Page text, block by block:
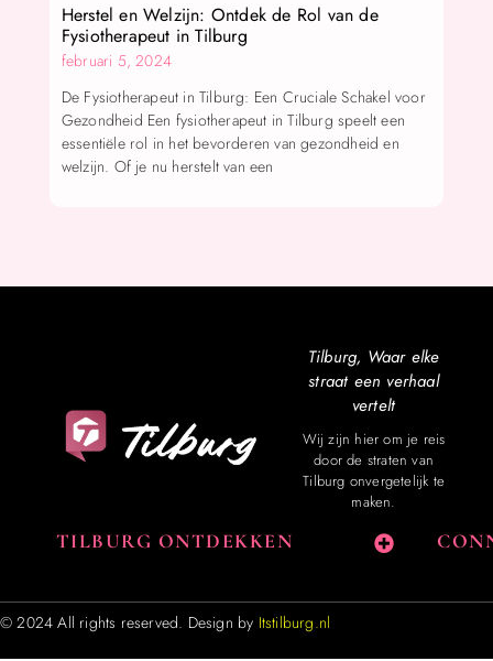
Herstel en Welzijn: Ontdek de Rol van de
Fysiotherapeut in Tilburg
februari 5, 2024
De Fysiotherapeut in Tilburg: Een Cruciale Schakel voor
Gezondheid Een fysiotherapeut in Tilburg speelt een
essentiële rol in het bevorderen van gezondheid en
welzijn. Of je nu herstelt van een
TILBURG ONTDEKKEN
Tilburg, Waar elke
straat een verhaal
vertelt
Wij zijn hier om je reis
door de straten van
Tilburg onvergetelijk te
maken.
© 2024 All rights reserved. Design by Itstilburg.nl